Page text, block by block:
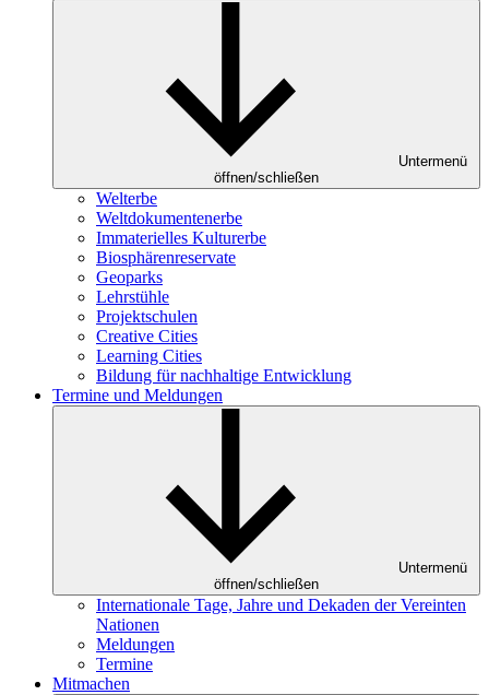
Untermenü
öffnen/schließen
Welterbe
Weltdokumentenerbe
Immaterielles Kulturerbe
Biosphärenreservate
Geoparks
Lehrstühle
Projektschulen
Creative Cities
Learning Cities
Bildung für nachhaltige Entwicklung
Termine und Meldungen
Untermenü
öffnen/schließen
Internationale Tage, Jahre und Dekaden der Vereinten
Nationen
Meldungen
Termine
Mitmachen